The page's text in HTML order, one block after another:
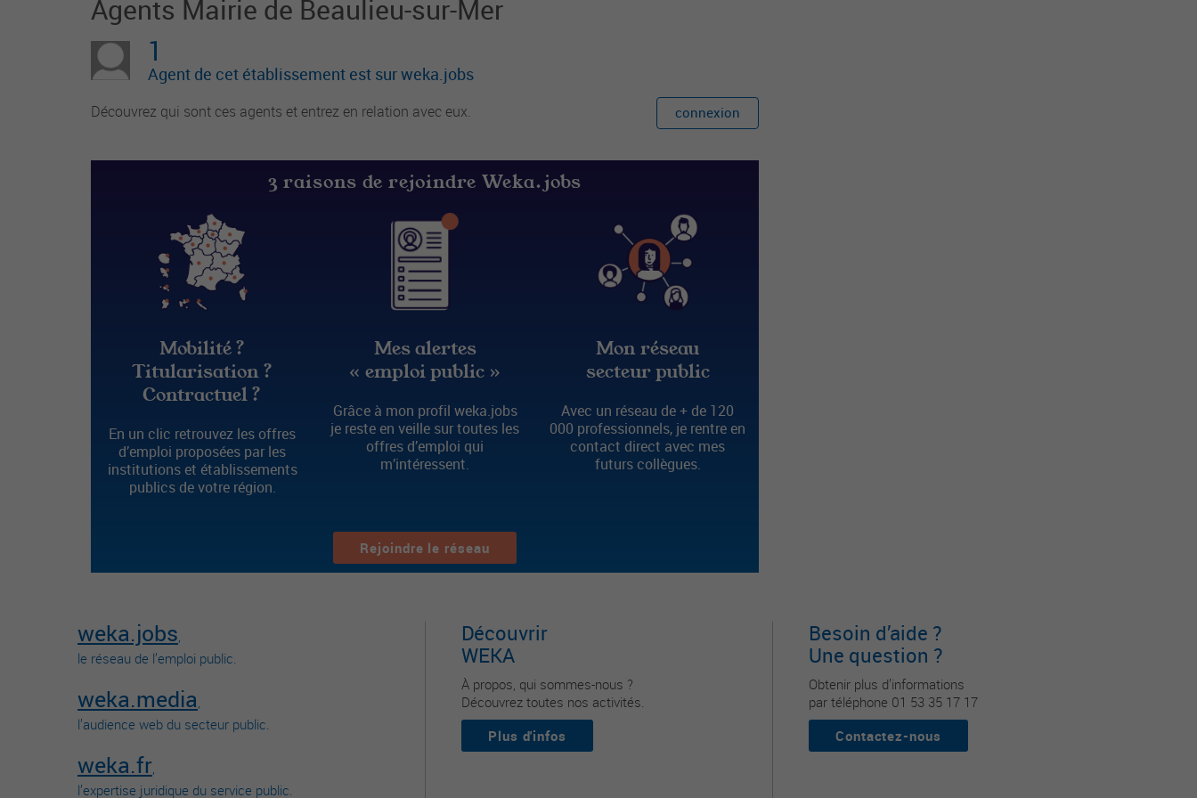
Agents Mairie de Beaulieu-sur-Mer
1
Agent de cet établissement est sur weka.jobs
Découvrez qui sont ces agents et entrez en relation avec eux. connexion
3 raisons de rejoindre Weka.jobs
Mobilité ?
Titularisation ?
Contractuel ?
En un clic retrouvez les offres
d’emploi proposées par les
institutions et établissements
publics de votre région.
Mes alertes
« emploi public »
Grâce à mon profil weka.jobs
je reste en veille sur toutes les
offres d’emploi qui
m’intéressent.
Mon réseau
secteur public
Avec un réseau de + de 120
000 professionnels, je rentre en
contact direct avec mes
futurs collègues.
Rejoindre le réseau
weka.jobs,
le réseau de l’emploi public.
weka.media,
l’audience web du secteur public.
weka.fr,
l’expertise juridique du service public.
Découvrir
WEKA
À propos, qui sommes-nous ?
Découvrez toutes nos activités.
Plus d'infos
Besoin d’aide ?
Une question ?
Obtenir plus d’informations
par téléphone 01 53 35 17 17
Contactez-nous